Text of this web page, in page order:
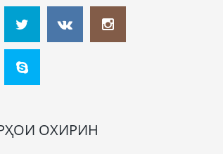
ОХИРИН